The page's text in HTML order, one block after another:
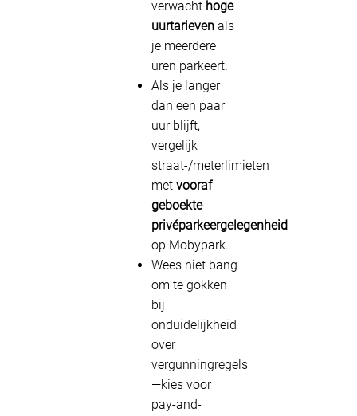
verwacht hoge
uurtarieven als
je meerdere
uren parkeert.
Als je langer
dan een paar
uur blijft,
vergelijk
straat-/meterlimieten
met vooraf
geboekte
privéparkeergelegenheid
op Mobypark.
Wees niet bang
om te gokken
bij
onduidelijkheid
over
vergunningregels
—kies voor
pay-and-